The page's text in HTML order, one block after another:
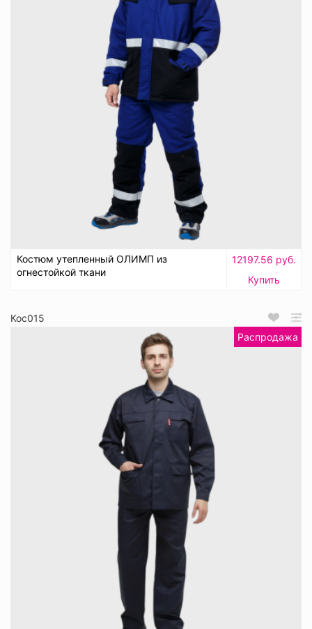
Костюм утепленный ОЛИМП из
огнестойкой ткани
12197.56 руб.
Купить
Кос015
Распродажа